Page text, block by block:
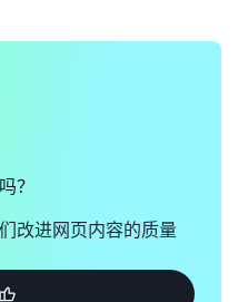
？
改进网页内容的质量